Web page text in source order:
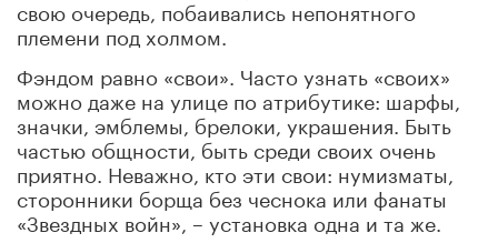
свою очередь, побаивались непонятного
племени под холмом.
Фэндом равно «свои». Часто узнать «своих»
можно даже на улице по атрибутике: шарфы,
значки, эмблемы, брелоки, украшения. Быть
частью общности, быть среди своих очень
приятно. Неважно, кто эти свои: нумизматы,
сторонники борща без чеснока или фанаты
«Звездных войн», – установка одна и та же.